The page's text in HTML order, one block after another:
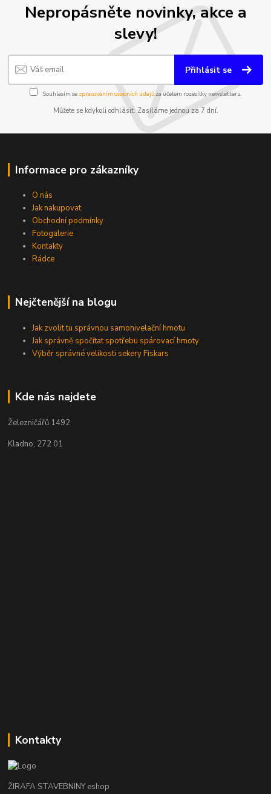
Nepropásněte novinky, akce a
slevy!
Přihlásit se
Souhlasím se zpracováním osobních údajůza účelem rozesílky newsletteru.
Můžete se kdykoli odhlásit. Zasíláme jednou za 7 dní.
Informace pro zákazníky
O nás
Jak nakupovat
Obchodní podmínky
Fotogalerie
Kontakty
Rádce
Nejčtenější na blogu
Jak zvolit tu správnou samonivelační hmotu
Jak správně spočítat spotřebu spárovací hmoty
Výběr správné velikosti sekery Fiskars
Kde nás najdete
Železničářů 1492
Kladno, 272 01
Kontakty
ŽIRAFA STAVEBNINY eshop